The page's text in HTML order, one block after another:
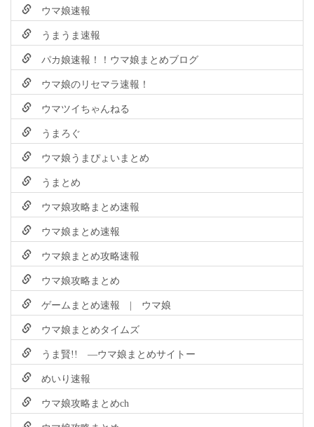
ウマ娘速報
うまうま速報
パカ娘速報！！ウマ娘まとめブログ
ウマ娘のリセマラ速報！
ウマツイちゃんねる
うまろぐ
ウマ娘うまぴょいまとめ
うまとめ
ウマ娘攻略まとめ速報
ウマ娘まとめ速報
ウマ娘まとめ攻略速報
ウマ娘攻略まとめ
ゲームまとめ速報 | ウマ娘
ウマ娘まとめタイムズ
うま賢!! ―ウマ娘まとめサイトー
めいり速報
ウマ娘攻略まとめch